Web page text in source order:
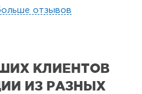
отзывов
КЛИЕНТОВ
ИЗ РАЗНЫХ